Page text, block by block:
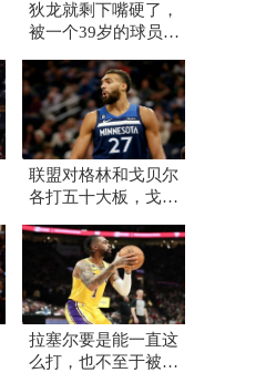
狄龙就剩下嘴硬了，
被一个39岁的球员打
联盟对格林和戈贝尔
各打五十大板，戈贝
拉塞尔要是能一直这
么打，也不至于被放